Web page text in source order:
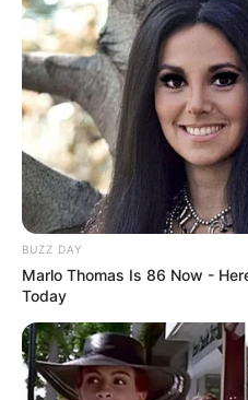
BUZZ DAY
Marlo Thomas Is 86 Now -
Today